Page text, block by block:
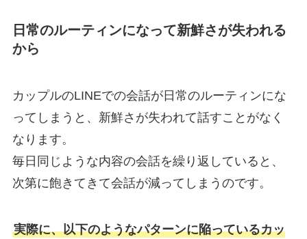
日常のルーティンになって新鮮さが失われる
から
カップルのLINEでの会話が日常のルーティンにな
ってしまうと、新鮮さが失われて話すことがなく
なります。
毎日同じような内容の会話を繰り返していると、
次第に飽きてきて会話が減ってしまうのです。
実際に、以下のようなパターンに陥っているカッ